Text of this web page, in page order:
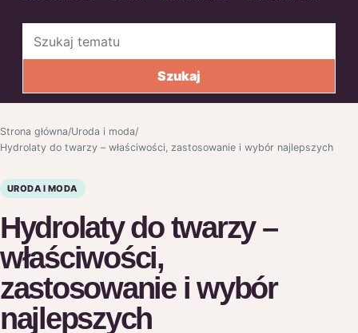
Szukaj
Szukaj
Strona główna/Uroda i moda/
Hydrolaty do twarzy – właściwości, zastosowanie i wybór najlepszych
URODA I MODA
Hydrolaty do twarzy –
właściwości,
zastosowanie i wybór
najlepszych